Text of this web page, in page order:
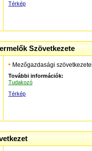
Térkép
Szövetkezete
Mezőgazdasági
További információk:
Tudakozó
Térkép